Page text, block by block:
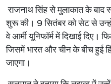
राजनाथ सिंह से मुलाकात के बाद
शुरू की। 9 सितंबर को सेट से
वे आर्मी यूनिफॉर्म में दिखाई दिए।
जिसमें भारत और चीन के बीच हुई
जाएगा।